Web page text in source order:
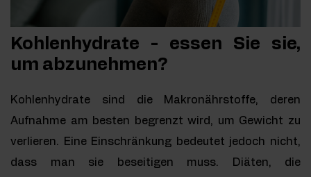
Kohlenhydrate - essen Sie sie,
um abzunehmen?
Kohlenhydrate sind die Makronährstoffe, deren
Aufnahme am besten begrenzt wird, um Gewicht zu
verlieren. Eine Einschränkung bedeutet jedoch nicht,
dass man sie beseitigen muss. Diäten, die